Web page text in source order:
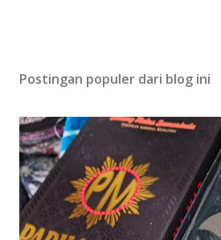
Postingan populer dari blog ini